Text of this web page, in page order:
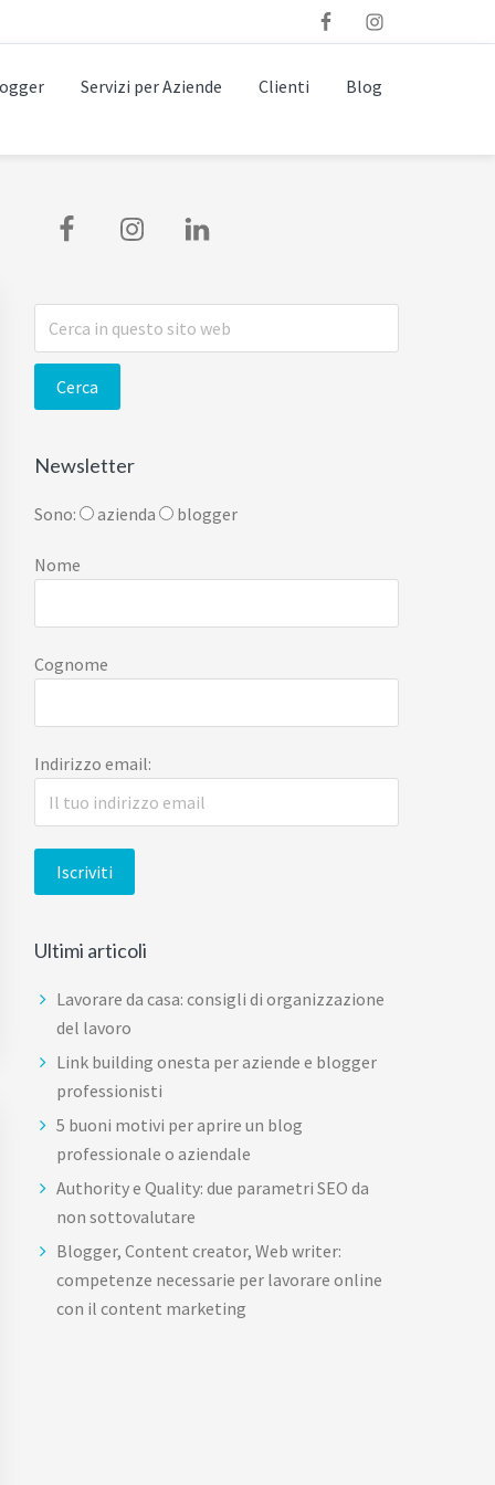
Servizi per Aziende Clienti Blog
Barra
primaria
Cerca
in
sito
Newsletter
Sono: azienda blogger
Nome
Cognome
Indirizzo email:
Ultimi articoli
Lavorare da casa: consigli di organizzazione
del lavoro
Link building onesta per aziende e blogger
professionisti
5 buoni motivi per aprire un blog
professionale o aziendale
Authority e Quality: due parametri SEO da
non sottovalutare
Blogger, Content creator, Web writer:
competenze necessarie per lavorare online
con il content marketing